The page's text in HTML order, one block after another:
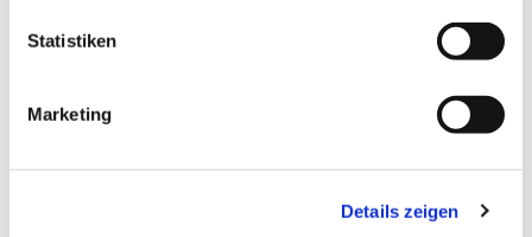
Statistiken
Marketing
Details zeigen